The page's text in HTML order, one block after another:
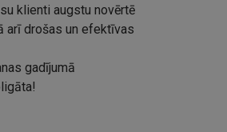
klienti augstu novērtē
arī drošas un efektīvas
gadījumā